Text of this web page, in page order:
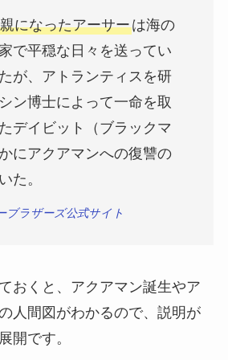
になったアーサーは海の
で平穏な日々を送ってい
が、アトランティスを研
ン博士によって一命を取
デイビット（ブラックマ
にアクアマンへの復讐の
た。
ブラザーズ公式サイト
おくと、アクアマン誕生やア
人間図がわかるので、説明が
開です。